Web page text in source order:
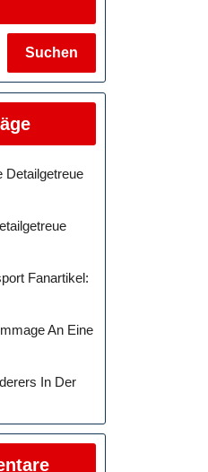
Suchen
Detailgetreue
Fanartikel:
An Eine
In Der